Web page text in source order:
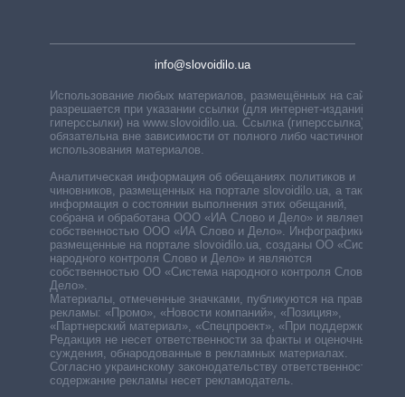
info@slovoidilo.ua
Использование любых материалов, размещённых на сайте,
разрешается при указании ссылки (для интернет-изданий —
гиперссылки) на www.slovoidilo.ua. Ссылка (гиперссылка)
обязательна вне зависимости от полного либо частичного
использования материалов.
Аналитическая информация об обещаниях политиков и
чиновников, размещенных на портале slovoidilo.ua, а также
информация о состоянии выполнения этих обещаний,
собрана и обработана ООО «ИА Слово и Дело» и является
собственностью ООО «ИА Слово и Дело». Инфографики,
размещенные на портале slovoidilo.ua, созданы ОО «Система
народного контроля Слово и Дело» и являются
собственностью ОО «Система народного контроля Слово и
Дело».
Материалы, отмеченные значками, публикуются на правах
рекламы: «Промо», «Новости компаний», «Позиция»,
«Партнерский материал», «Спецпроект», «При поддержке».
Редакция не несет ответственности за факты и оценочные
суждения, обнародованные в рекламных материалах.
Согласно украинскому законодательству ответственность за
содержание рекламы несет рекламодатель.